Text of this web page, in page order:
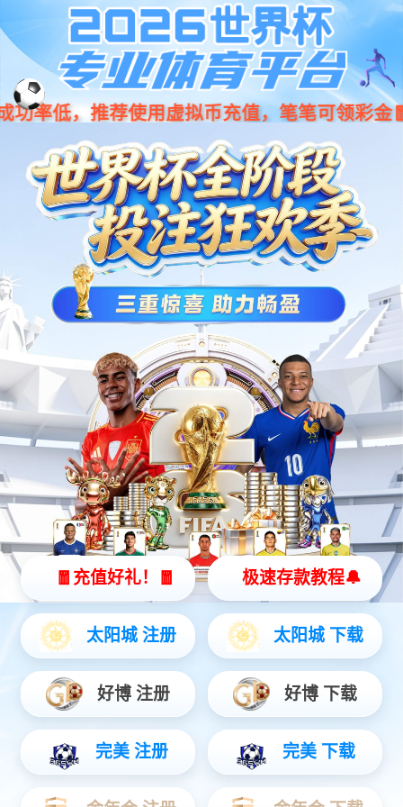
EN
PA捕鱼新网科技参加绵阳助残招聘会
5月21日，PA捕鱼新网科技有限责任公司官方网站响应“职达无忧 同
心筑梦”全国助残日活动号召，参加了在绵阳举办的残障人士专场招
聘会。依据岗位特点，PA捕鱼新网科技面向残障人士提供了设备管
理、质检、装调等岗位机会。活动现场，公司工作人员与到场的残
障求职者展开交流，并就岗位内容进行详细说明介绍。相关链接：
https://mp.weixin.qq.com/s/hPjb2gbXSe5IwSTSKKLJGg…
更多内容加载中…
联系我们